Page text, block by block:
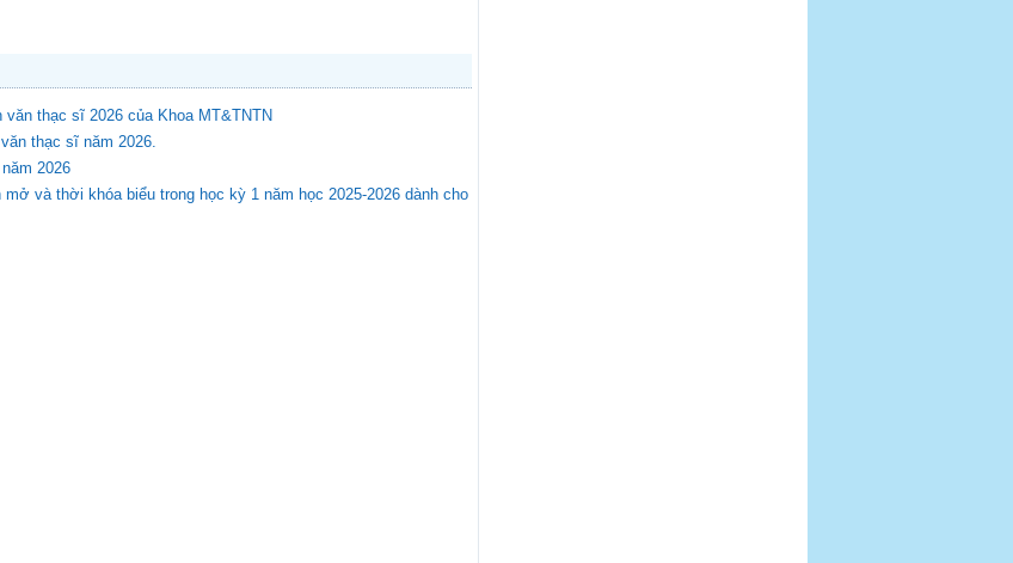
thạc sĩ 2026 của Khoa MT&TNTN
thạc sĩ năm 2026.
2026
và thời khóa biểu trong học kỳ 1 năm học 2025-2026 dành cho